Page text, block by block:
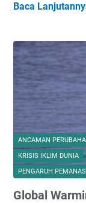
Baca
ANCAMAN
KRISIS IKLIM DUNIA
PENGARUH
Global